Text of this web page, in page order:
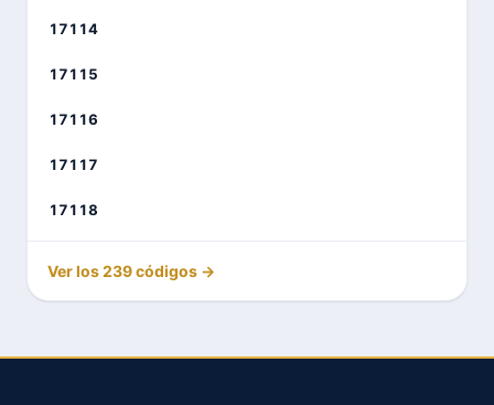
17114
17115
17116
17117
17118
Ver los 239 códigos →